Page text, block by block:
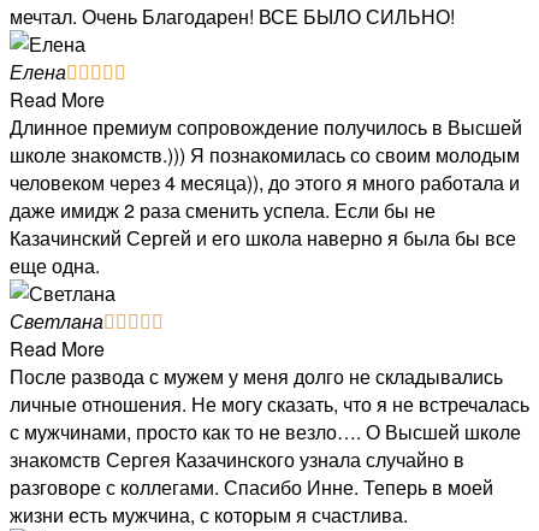
мечтал. Очень Благодарен! ВСЕ БЫЛО СИЛЬНО!
Елена    
Read More
Длинное премиум сопровождение получилось в Высшей
школе знакомств.))) Я познакомилась со своим молодым
человеком через 4 месяца)), до этого я много работала и
даже имидж 2 раза сменить успела. Если бы не
Казачинский Сергей и его школа наверно я была бы все
еще одна.
Светлана    
Read More
После развода с мужем у меня долго не складывались
личные отношения. Не могу сказать, что я не встречалась
с мужчинами, просто как то не везло…. О Высшей школе
знакомств Сергея Казачинского узнала случайно в
разговоре с коллегами. Спасибо Инне. Теперь в моей
жизни есть мужчина, с которым я счастлива.